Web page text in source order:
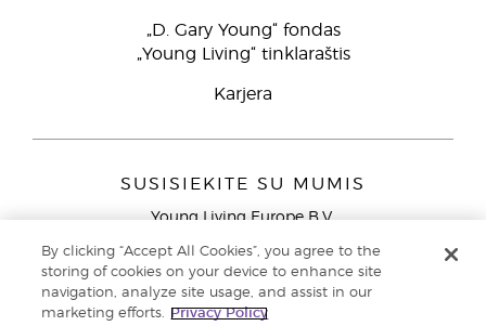
„D. Gary Young“ fondas
„Young Living“ tinklaraštis
Karjera
SUSISIEKITE SU MUMIS
Young Living Europe B.V.
9727 AJ Groningen
Klientų aptarnavimas (nemokami skambučiai iš laidinių
By clicking “Accept All Cookies”, you agree to the
storing of cookies on your device to enhance site
navigation, analyze site usage, and assist in our
marketing efforts.
Privacy Policy